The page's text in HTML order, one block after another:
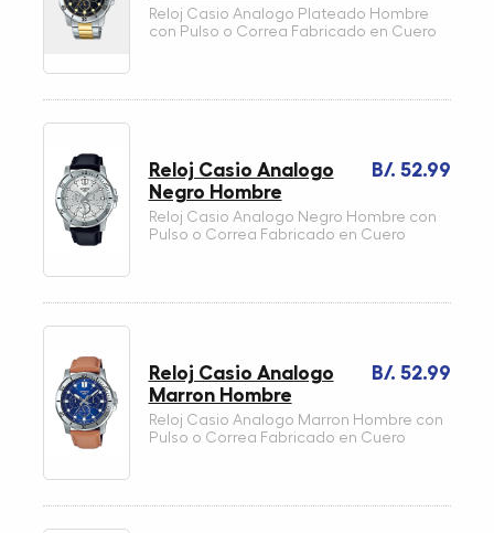
Reloj Casio Analogo Plateado Hombre
con Pulso o Correa Fabricado en Cuero
B/. 52.99
Reloj Casio Analogo
Negro Hombre
Reloj Casio Analogo Negro Hombre con
Pulso o Correa Fabricado en Cuero
B/. 52.99
Reloj Casio Analogo
Marron Hombre
Reloj Casio Analogo Marron Hombre con
Pulso o Correa Fabricado en Cuero